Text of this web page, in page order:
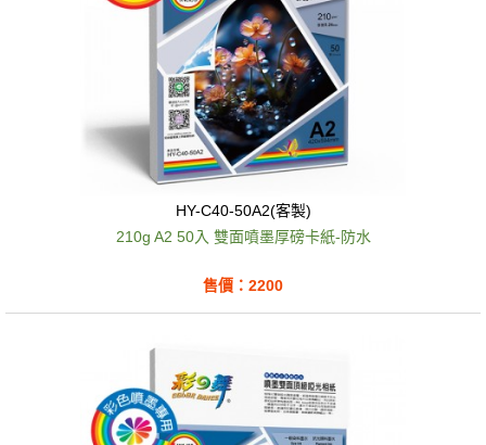
HY-C40-50A2(客製)
210g A2 50入 雙面噴墨厚磅卡紙-防水
售價：2200